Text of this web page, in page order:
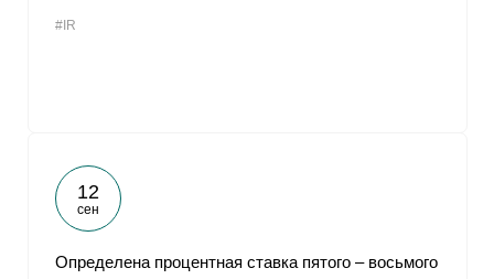
#IR
12
сен
Определена процентная ставка пятого – восьмого